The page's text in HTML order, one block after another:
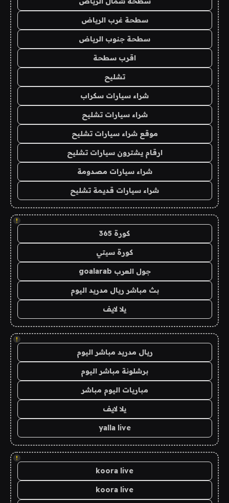
سطحة غرب الرياض
سطحة جنوب الرياض
اقرب سطحة
تشليح
شراء سيارات سكراب
شراء سيارات تشليح
موقع شراء سيارات تشليح
ارقام يشترون سيارات تشليح
شراء سيارات مصدومة
شراء سيارات قديمة تشليح
!
كورة 365
كورة سيتي
جول العرب goalarab
بث مباشر ريال مدريد اليوم
يلا لايف
!
ريال مدريد مباشر اليوم
برشلونة مباشر اليوم
مباريات اليوم مباشر
يلا لايف
yalla live
!
koora live
koora live